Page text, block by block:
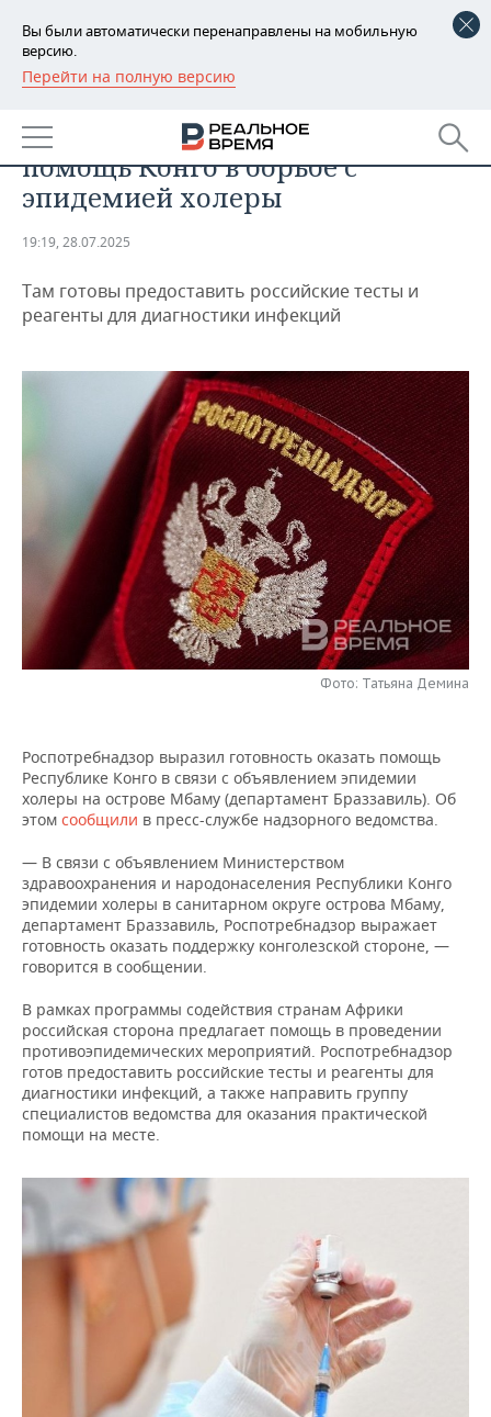
Вы были автоматически перенаправлены на мобильную
версию.
Перейти на полную версию
РЕГИОНЫ
БАШКОРТОСТАН
ТАТАРСТАН
НОВОСТИ
АНАЛИТИКА
ДЕКЛАРАЦИИ О ДОХОДАХ
КОРОЛИ ГОСЗАКАЗА ПФО
ВУЗЫ ТАТАРСТАНА
КОМУ ПРИНАДЛЕЖАТ
ТОРГОВЫЕ ЦЕНТРЫ
ТАТАРСТАНА
НОВОСТИ ЭКОНОМИКИ
ФИНАНСЫ
БАНКИ
ИНВЕСТИЦИИ
ПРОМЫШЛЕННОСТЬ
НОВОСТИ
МАШИНОСТРОЕНИЕ
НЕФТЕХИМИЯ
НЕФТЬ
ОПК
ЭНЕРГЕТИКА
НЕДВИЖИМОСТЬ
НОВОСТИ НЕДВИЖИМОСТИ
АВТО
НОВОСТИ АВТО
НОВОСТИ БИЗНЕСА
РОЗНИЧНАЯ ТОРГОВЛЯ
ТРАНСПОРТ
УСЛУГИ
ТЕХНОЛОГИИ
НОВОСТИ ТЕХНОЛОГИЙ
МЕДИА
МЕРОПРИЯТИЯ
НОВОСТИ МЕРОПРИЯТИЙ
ВЫЕЗДНАЯ РЕДАКЦИЯ
ОТКРЫТАЯ ЛЕКЦИЯ
СПОРТ
НОВОСТИ СПОРТА
БАСКЕТБОЛ
КИБЕРСПОРТ
ФИГУРНОЕ КАТАНИЕ
ХОККЕЙ С МЯЧОМ
ОБЩЕСТВО
ИНФРАСТРУКТУРА
КУЛЬТУРА
МЕДИЦИНА
ПРОИСШЕСТВИЯ
СПРАВОЧНИК
СПИСОК ПЕРСОН
СПИСОК КОМПАНИЙ
Роспотребнадзор предложил
помощь Конго в борьбе с
эпидемией холеры
19:19, 28.07.2025
Там готовы предоставить российские тесты и
реагенты для диагностики инфекций
Фото: Татьяна Демина
Роспотребнадзор выразил готовность оказать помощь
Республике Конго в связи с объявлением эпидемии
холеры на острове Мбаму (департамент Браззавиль). Об
этом сообщили в пресс-службе надзорного ведомства.
— В связи с объявлением Министерством
здравоохранения и народонаселения Республики Конго
эпидемии холеры в санитарном округе острова Мбаму,
департамент Браззавиль, Роспотребнадзор выражает
готовность оказать поддержку конголезской стороне, —
говорится в сообщении.
В рамках программы содействия странам Африки
российская сторона предлагает помощь в проведении
противоэпидемических мероприятий. Роспотребнадзор
готов предоставить российские тесты и реагенты для
диагностики инфекций, а также направить группу
специалистов ведомства для оказания практической
помощи на месте.